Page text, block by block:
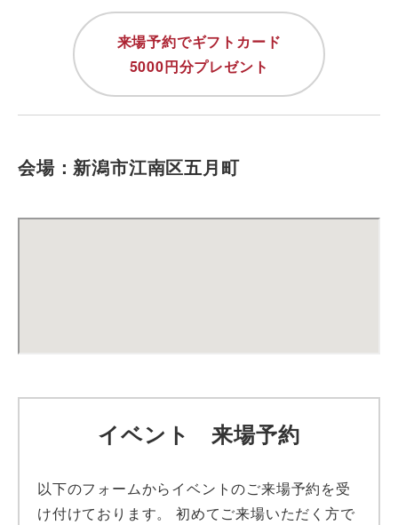
来場予約でギフトカード
5000円分プレゼント
会場：新潟市江南区五月町
イベント 来場予約
以下のフォームからイベントのご来場予約を受
け付けております。 初めてご来場いただく方で